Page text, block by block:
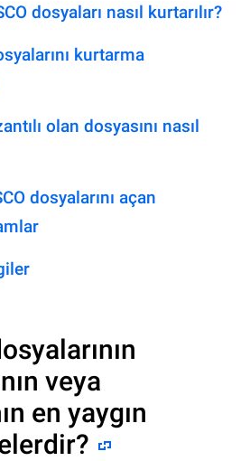
dosyaları nasıl kurtarılır?
kurtarma
olan dosyasını nasıl
dosyalarını açan
veya
en yaygın